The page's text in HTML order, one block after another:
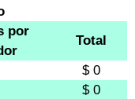
por
Total
$ 0
$ 0